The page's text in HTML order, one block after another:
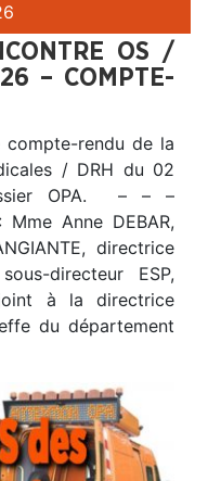
OS /
– COMPTE-
compte-rendu de la
/ DRH du 02
OPA. – – –
Anne DEBAR,
directrice
directeur ESP,
à la directrice
du département